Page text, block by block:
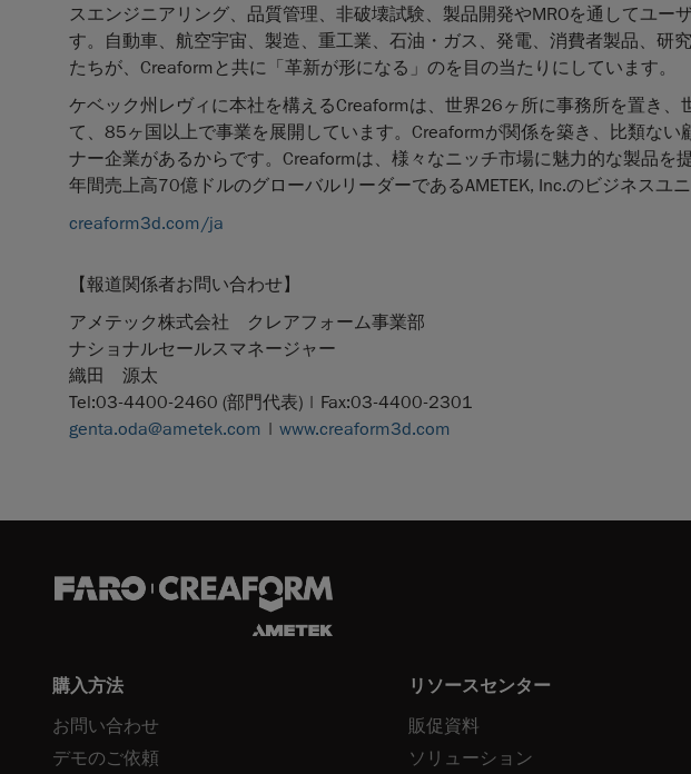
スエンジニアリング、品質管理、非破壊試験、製品開発やMROを通してユー
す。自動車、航空宇宙、製造、重工業、石油・ガス、発電、消費者製品、研
たちが、Creaformと共に「革新が形になる」のを目の当たりにしています。
ケベック州レヴィに本社を構えるCreaformは、世界26ヶ所に事務所を置き
て、85ヶ国以上で事業を展開しています。Creaformが関係を築き、比類な
ナー企業があるからです。Creaformは、様々なニッチ市場に魅力的な製品を
年間売上高70億ドルのグローバルリーダーであるAMETEK, Inc.のビジネスユニ
creaform3d.com/ja
【報道関係者お問い合わせ】
アメテック株式会社 クレアフォーム事業部
ナショナルセールスマネージャー
織田 源太
Tel:03-4400-2460 (部門代表) | Fax:03-4400-2301
genta.oda@ametek.com | www.creaform3d.com
購入方法
お問い合わせ
デモのご依頼
リソースセンター
販促資料
ソリューション